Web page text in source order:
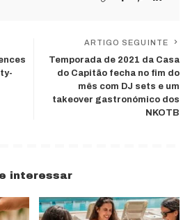
ARTIGO SEGUINTE
Temporada de 2021 da Casa
do Capitão fecha no fim do
mês com DJ sets e um
takeover gastronómico dos
NKOTB
interessar